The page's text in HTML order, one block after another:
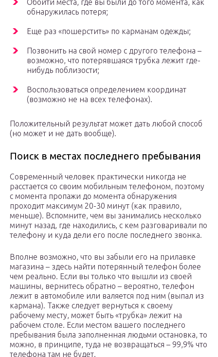
Обойти места, где вы были до того момента, как
обнаружилась потеря;
Еще раз «пошерстить» по карманам одежды;
Позвонить на свой номер с другого телефона –
возможно, что потерявшаяся трубка лежит где-
нибудь поблизости;
Воспользоваться определением координат
(возможно не на всех телефонах).
Положительный результат может дать любой способ
(но может и не дать вообще).
Поиск в местах последнего пребывания
Современный человек практически никогда не
расстается со своим мобильным телефоном, поэтому
с момента пропажи до момента обнаружения
проходит максимум 20-30 минут (как правило,
меньше). Вспомните, чем вы занимались несколько
минут назад, где находились, с кем разговаривали по
телефону и куда дели его после последнего звонка.
Вполне возможно, что вы забыли его на прилавке
магазина – здесь найти потерянный телефон более
чем реально. Если вы только что вышли из своей
машины, вернитесь обратно – вероятно, телефон
лежит в автомобиле или валяется под ним (выпал из
кармана). Также следует вернуться к своему
рабочему месту, может быть «трубка» лежит на
рабочем столе. Если местом вашего последнего
пребывания была заполненная людьми остановка, то
можно, в принципе, туда не возвращаться – 99,9% что
телефона там не будет.